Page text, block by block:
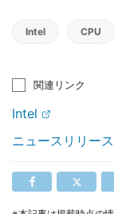
Intel CPU
関連リンク
Intel
ニュースリリース